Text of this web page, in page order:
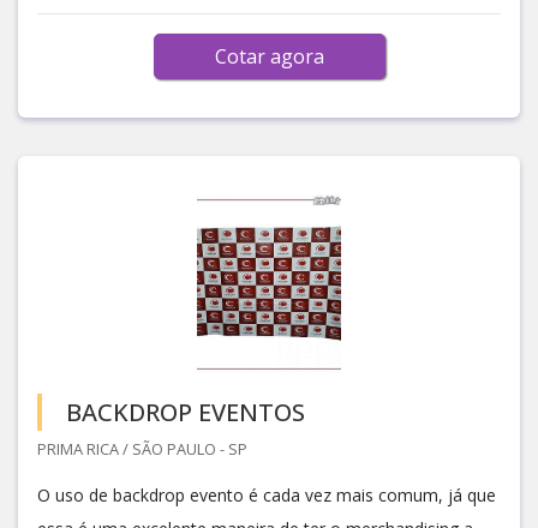
Cotar agora
BACKDROP EVENTOS
PRIMA RICA / SÃO PAULO - SP
O uso de backdrop evento é cada vez mais comum, já que